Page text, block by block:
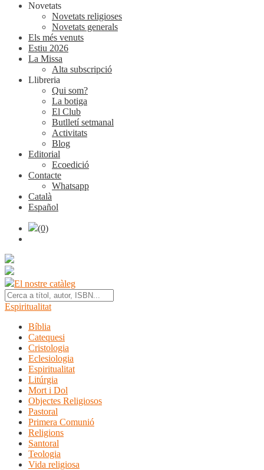
Novetats
Novetats religioses
Novetats generals
Els més venuts
Estiu 2026
La Missa
Alta subscripció
Llibreria
Qui som?
La botiga
El Club
Butlletí setmanal
Activitats
Blog
Editorial
Ecoedició
Contacte
Whatsapp
Català
Español
(0)
El nostre catàleg
Espiritualitat
Bíblia
Catequesi
Cristologia
Eclesiologia
Espiritualitat
Litúrgia
Mort i Dol
Objectes Religiosos
Pastoral
Primera Comunió
Religions
Santoral
Teologia
Vida religiosa